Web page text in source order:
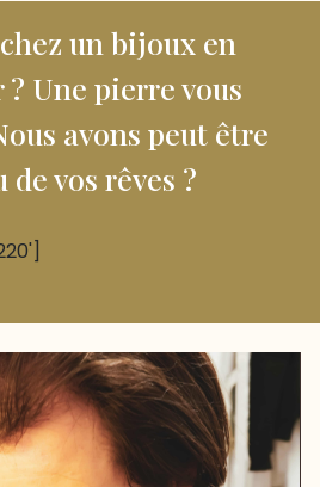
un bijoux en
Une pierre vous
avons peut être
vos rêves ?